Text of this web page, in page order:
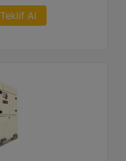
Teklif Al